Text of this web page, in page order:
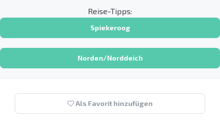
Reise-Tipps:
Spiekeroog
Norden/Norddeich
Als Favorit hinzufügen